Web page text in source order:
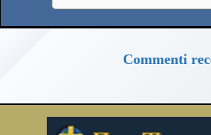
Commenti